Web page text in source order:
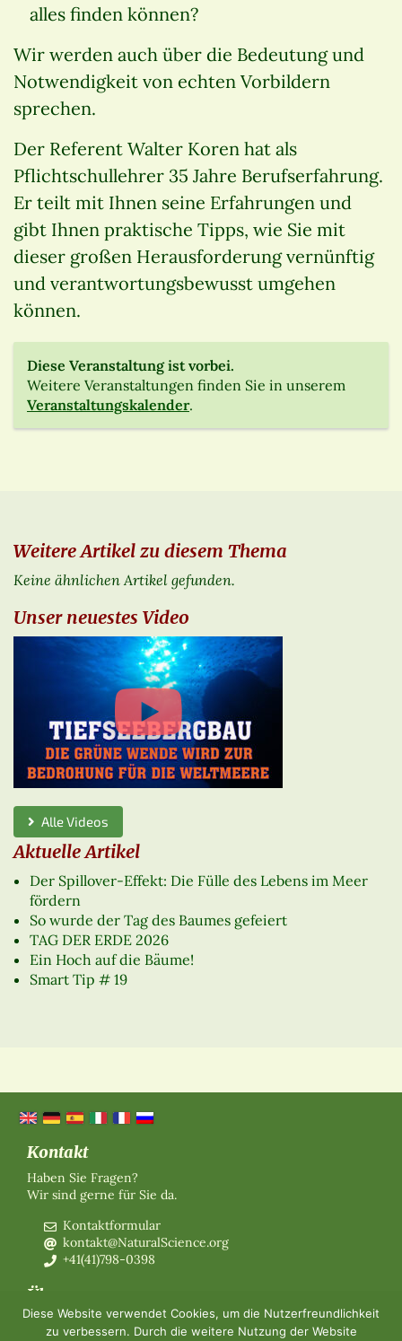
alles finden können?
Wir werden auch über die Bedeutung und
Notwendigkeit von echten Vorbildern
sprechen.
Der Referent Walter Koren hat als
Pflichtschullehrer 35 Jahre Berufserfahrung.
Er teilt mit Ihnen seine Erfahrungen und
gibt Ihnen praktische Tipps, wie Sie mit
dieser großen Herausforderung vernünftig
und verantwortungsbewusst umgehen
können.
Diese Veranstaltung ist vorbei.
Weitere Veranstaltungen finden Sie in unserem
Veranstaltungskalender.
Weitere Artikel zu diesem Thema
Keine ähnlichen Artikel gefunden.
Unser neuestes Video
Alle Videos
Aktuelle Artikel
Der Spillover-Effekt: Die Fülle des Lebens im Meer
fördern
So wurde der Tag des Baumes gefeiert
TAG DER ERDE 2026
Ein Hoch auf die Bäume!
Smart Tip # 19
Kontakt
Haben Sie Fragen?
Wir sind gerne für Sie da.
Kontaktformular
kontakt@NaturalScience.org
+41(41)798-0398
Über uns
Organisation
Diese Website verwendet Cookies, um die Nutzerfreundlichkeit
zu verbessern. Durch die weitere Nutzung der Website